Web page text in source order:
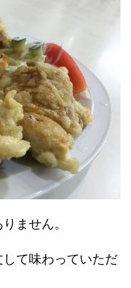
ません。
て味わっていただ